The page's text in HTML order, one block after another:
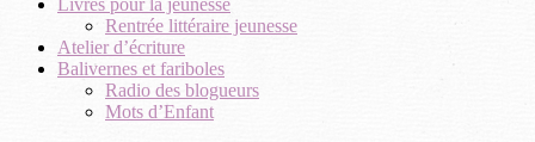
Livres pour la jeunesse
Rentrée littéraire jeunesse
Atelier d’écriture
Balivernes et fariboles
Radio des blogueurs
Mots d’Enfant